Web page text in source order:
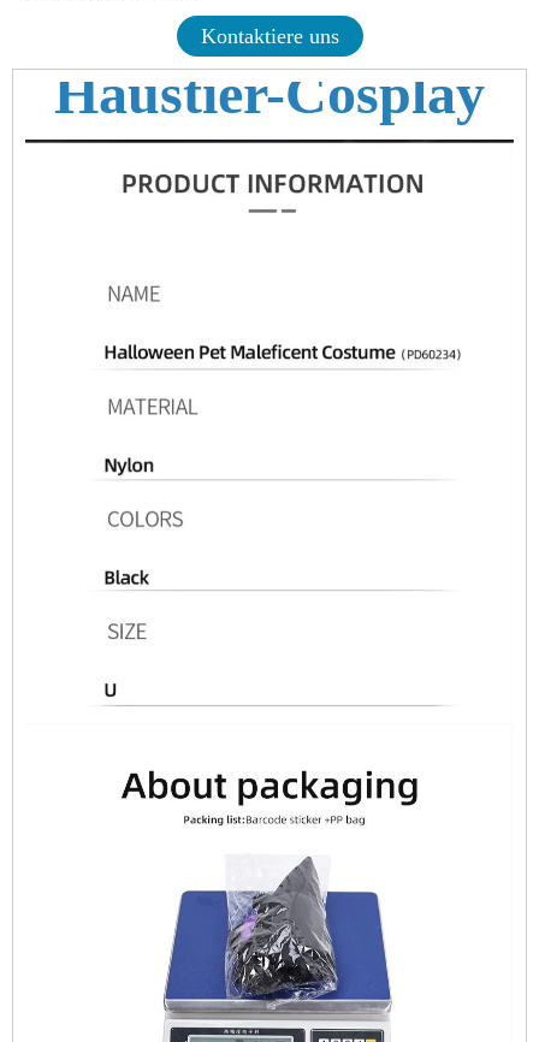
Kontaktiere uns
Haustier-Cosplay